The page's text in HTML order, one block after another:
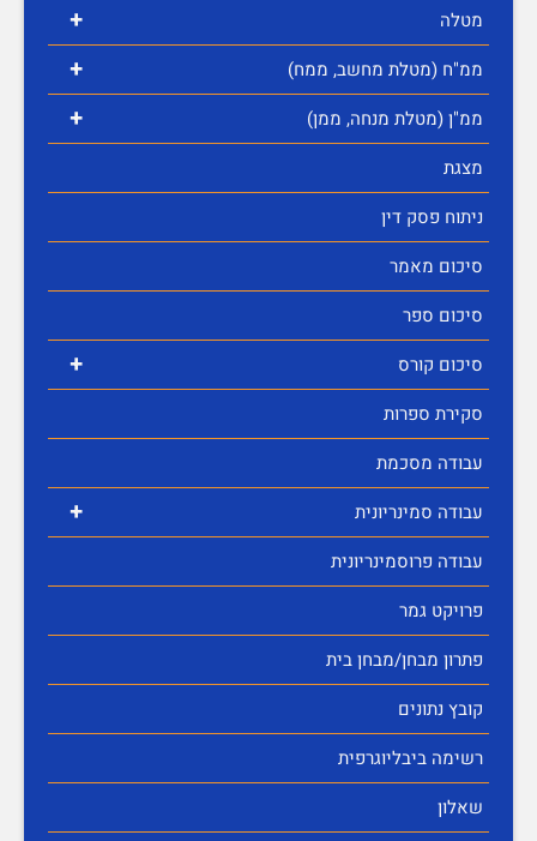
+ מטלה
+ ממ"ח (מטלת מחשב, ממח)
+
ממ"ן (מטלת מנחה, ממן)
מצגת
ניתוח פסק דין
סיכום מאמר
סיכום ספר
+
סיכום קורס
סקירת ספרות
עבודה מסכמת
+
עבודה סמינריונית
עבודה פרוסמינריונית
פרויקט גמר
פתרון מבחן/מבחן בית
קובץ נתונים
רשימה ביבליוגרפית
שאלון